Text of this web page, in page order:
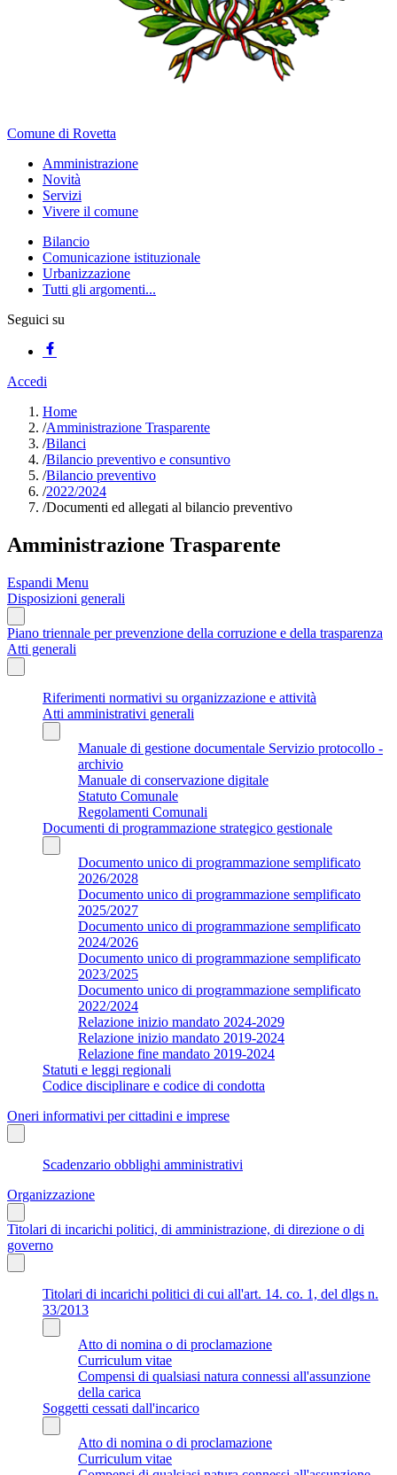
Comune di Rovetta
Amministrazione
Novità
Servizi
Vivere il comune
Bilancio
Comunicazione istituzionale
Urbanizzazione
Tutti gli argomenti...
Seguici su
Accedi
Home
/Amministrazione Trasparente
/Bilanci
/Bilancio preventivo e consuntivo
/Bilancio preventivo
/2022/2024
/Documenti ed allegati al bilancio preventivo
Amministrazione Trasparente
Espandi Menu
Disposizioni generali
Piano triennale per prevenzione della corruzione e della trasparenza
Atti generali
Riferimenti normativi su organizzazione e attività
Atti amministrativi generali
Manuale di gestione documentale Servizio protocollo -
archivio
Manuale di conservazione digitale
Statuto Comunale
Regolamenti Comunali
Documenti di programmazione strategico gestionale
Documento unico di programmazione semplificato
2026/2028
Documento unico di programmazione semplificato
2025/2027
Documento unico di programmazione semplificato
2024/2026
Documento unico di programmazione semplificato
2023/2025
Documento unico di programmazione semplificato
2022/2024
Relazione inizio mandato 2024-2029
Relazione inizio mandato 2019-2024
Relazione fine mandato 2019-2024
Statuti e leggi regionali
Codice disciplinare e codice di condotta
Oneri informativi per cittadini e imprese
Scadenzario obblighi amministrativi
Organizzazione
Titolari di incarichi politici, di amministrazione, di direzione o di
governo
Titolari di incarichi politici di cui all'art. 14. co. 1, del dlgs n.
33/2013
Atto di nomina o di proclamazione
Curriculum vitae
Compensi di qualsiasi natura connessi all'assunzione
della carica
Soggetti cessati dall'incarico
Atto di nomina o di proclamazione
Curriculum vitae